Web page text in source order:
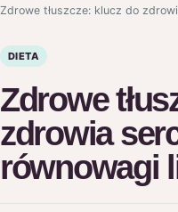
Zdrowe tłuszcze: klucz do
DIETA
Zdrowe
zdrowia
równowagi